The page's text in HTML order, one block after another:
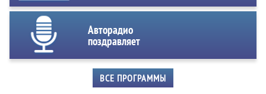
Авторадио
поздравляет
ВСЕ ПРОГРАММЫ